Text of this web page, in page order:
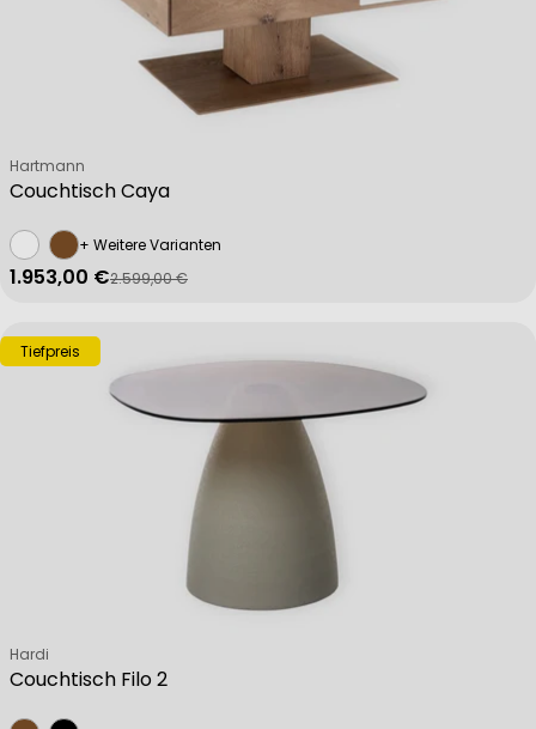
Couchtisch Caya
Verkäufer:
Hartmann
+ Weitere Varianten
Verkaufspreis
1.953,00 €
Regulärer Preis
2.599,00 €
Tiefpreis
Couchtisch Filo 2
Verkäufer:
Hardi